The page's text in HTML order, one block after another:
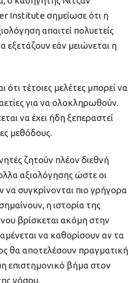
Institute σημείωσε ότι η
απαιτεί πολυετείς
εξετάζουν εάν μειώνεται η
τέτοιες μελέτες μπορεί να
για να ολοκληρωθούν.
να έχει ήδη ξεπεραστεί
μεθόδους.
ζητούν πλέον διεθνή
αξιολόγησης ώστε οι
να συγκρίνονται πιο γρήγορα
η ιστορία της
βρίσκεται ακόμη στην
να καθορίσουν αν τα
θα αποτελέσουν πραγματική
επιστημονικό βήμα στον
νόσου.